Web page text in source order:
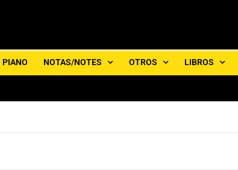
PIANO NOTAS/NOTES OTROS LIBROS